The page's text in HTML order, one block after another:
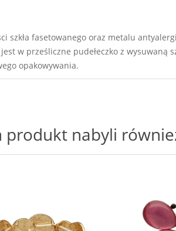
szkła fasetowanego oraz metalu
w prześliczne pudełeczko z
opakowywania.
produkt nabyli